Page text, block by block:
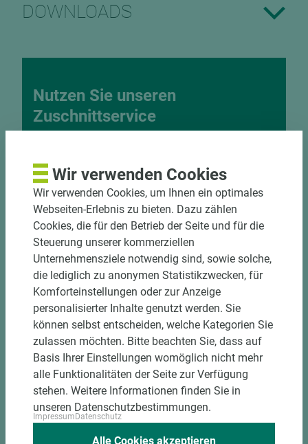
DOWNLOADS
Nutzen Sie unseren
Zuschnittservice
Hohe und präzise Leistung durch
halbautomatische Beschickung
Einzelteiletikettierung auf Wunsch möglich
Materialschonende und kundengerechte
Verpackung der Fixmaße
Jetzt Zuschnitt anfragen
Wir verwenden Cookies
Wir verwenden Cookies, um Ihnen ein optimales
Webseiten-Erlebnis zu bieten. Dazu zählen
Cookies, die für den Betrieb der Seite und für die
Steuerung unserer kommerziellen
Unternehmensziele notwendig sind, sowie solche,
die lediglich zu anonymen Statistikzwecken, für
Komforteinstellungen oder zur Anzeige
personalisierter Inhalte genutzt werden. Sie
können selbst entscheiden, welche Kategorien Sie
zulassen möchten. Bitte beachten Sie, dass auf
Basis Ihrer Einstellungen womöglich nicht mehr
alle Funktionalitäten der Seite zur Verfügung
stehen. Weitere Informationen finden Sie in
unseren Datenschutzbestimmungen.
Impressum Datenschutz
Alle Cookies akzeptieren